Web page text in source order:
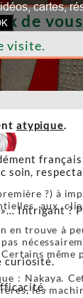
?) à
aux
trouve à
: Nakaya.
les
de
visite.
atypique.
Intrigant ?
curiosité.
cartes,